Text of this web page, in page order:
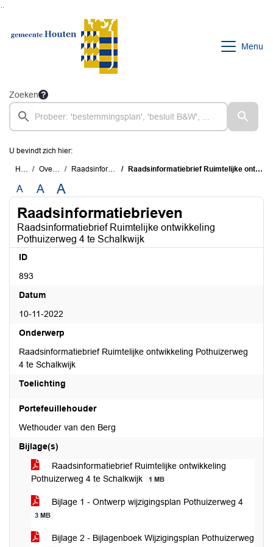
Menu
Zoeken
U bevindt zich hier:
Home Overzichten Raadsinformatiebrieven Raadsinformatiebrief Ruimtelijke ontwikkeling Pothuizerweg 4 te Schalkwijk
A A A
Raadsinformatiebrieven
Raadsinformatiebrief Ruimtelijke ontwikkeling
Pothuizerweg 4 te Schalkwijk
ID
893
Datum
10-11-2022
Onderwerp
Raadsinformatiebrief Ruimtelijke ontwikkeling Pothuizerweg
4 te Schalkwijk
Toelichting
Portefeuillehouder
Wethouder van den Berg
Bijlage(s)
Raadsinformatiebrief Ruimtelijke ontwikkeling
Pothuizerweg 4 te Schalkwijk
1 MB
Bijlage 1 - Ontwerp wijzigingsplan Pothuizerweg 4
3 MB
Bijlage 2 - Bijlagenboek Wijzigingsplan Pothuizerweg